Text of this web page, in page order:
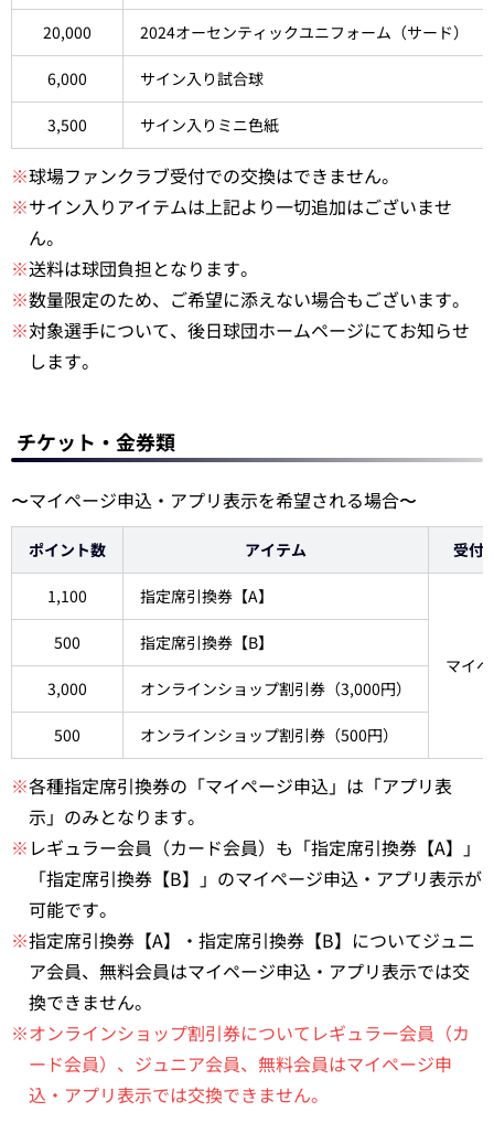
20,000 2024オーセンティックユニフォーム（サード）
6,000 サイン入り試合球
3,500 サイン入りミニ色紙
※球場ファンクラブ受付での交換はできません。
※サイン入りアイテムは上記より一切追加はございませ
ん。
※送料は球団負担となります。
※数量限定のため、ご希望に添えない場合もございます。
※対象選手について、後日球団ホームページにてお知らせ
します。
チケット・金券類
〜マイページ申込・アプリ表示を希望される場合〜
ポイント数 アイテム 受付
1,100 指定席引換券【A】
マイ
500 指定席引換券【B】
3,000 オンラインショップ割引券（3,000円）
500 オンラインショップ割引券（500円）
※各種指定席引換券の「マイページ申込」は「アプリ表
示」のみとなります。
※ レギュラー会員（カード会員）も「指定席引換券【A】」
「指定席引換券【B】」のマイページ申込・アプリ表示が
可能です。
※指定席引換券【A】・指定席引換券【B】についてジュニ
ア会員、無料会員はマイページ申込・アプリ表示では交
換できません。
※オンラインショップ割引券についてレギュラー会員（カ
ード会員）、ジュニア会員、無料会員はマイページ申
込・アプリ表示では交換できません。